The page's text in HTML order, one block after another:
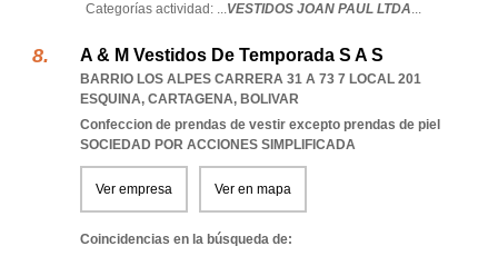
Categorías actividad: ...VESTIDOS JOAN PAUL LTDA...
A & M Vestidos De Temporada S A S
BARRIO LOS ALPES CARRERA 31 A 73 7 LOCAL 201
ESQUINA, CARTAGENA, BOLIVAR
Confeccion de prendas de vestir excepto prendas de piel
SOCIEDAD POR ACCIONES SIMPLIFICADA
Ver empresa Ver en mapa
Coincidencias en la búsqueda de: